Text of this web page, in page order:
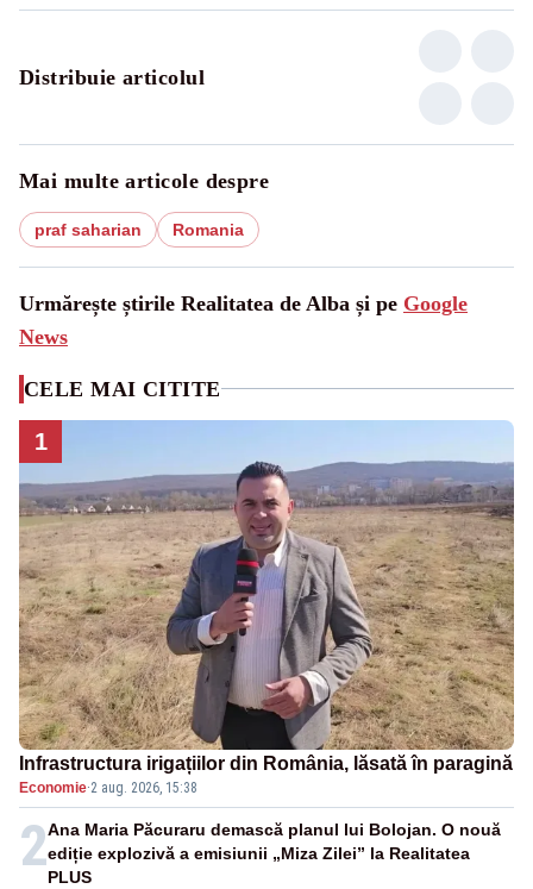
Distribuie articolul
Mai multe articole despre
praf saharian Romania
Urmărește știrile Realitatea de Alba și pe Google
News
CELE MAI CITITE
1
Infrastructura irigațiilor din România, lăsată în paragină
Economie·2 aug. 2026, 15:38
2Ana Maria Păcuraru demască planul lui Bolojan. O nouă
ediție explozivă a emisiunii „Miza Zilei” la Realitatea
PLUS